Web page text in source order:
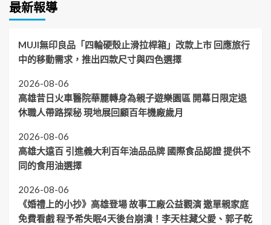
最新報導
MUJI無印良品「四輪硬殼止滑拉桿箱」改款上市 回應旅行
中的移動需求，推出四款尺寸與四色選擇
2026-08-06
高雄昔日火車醫院華麗轉身為親子遊樂園區 開幕日限定退
休職人帶路探秘 現地展回顧百年機廠歲月
2026-08-06
高雄大遠百 引進義大利百年油品品牌 國際食品認證 提供不
同的食用油選擇
2026-08-06
《婚禮上的小抄》高雄登場 故事工廠公益觀演 邀單親家庭
免費看戲 程予希失眠4天後台崩潰！李天柱藏父愛、郭子乾